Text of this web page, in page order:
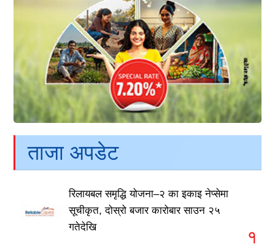
ताजा अपडेट
रिलायबल समृद्धि योजना–२ का इकाइ नेप्सेमा
सूचीकृत, दोस्रो बजार कारोबार साउन २५
गतेदेखि
१